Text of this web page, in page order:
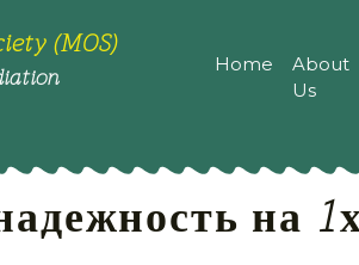
(MOS) Home
About
Us
на